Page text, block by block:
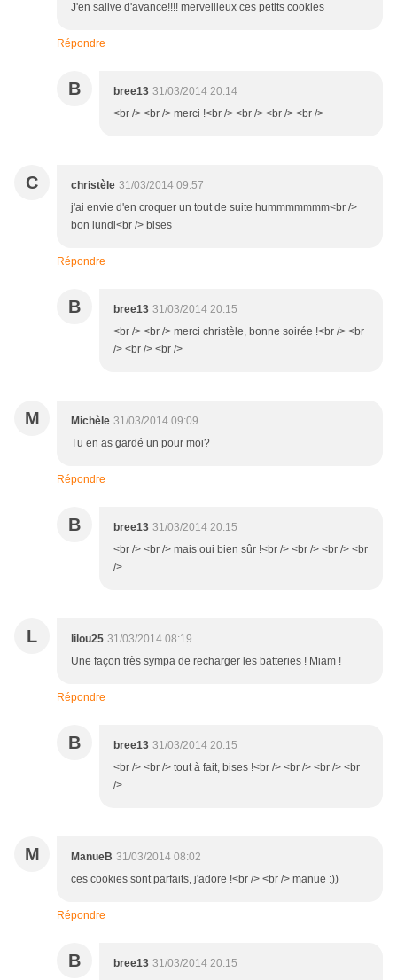
J'en salive d'avance!!!! merveilleux ces petits cookies
Répondre
B bree13 31/03/2014 20:14
<br /> <br /> merci !<br /> <br /> <br /> <br />
C christèle 31/03/2014 09:57
j'ai envie d'en croquer un tout de suite hummmmmmm<br />
bon lundi<br /> bises
Répondre
B bree13 31/03/2014 20:15
<br /> <br /> merci christèle, bonne soirée !<br /> <br
/> <br /> <br />
M Michèle 31/03/2014 09:09
Tu en as gardé un pour moi?
Répondre
B bree13 31/03/2014 20:15
<br /> <br /> mais oui bien sûr !<br /> <br /> <br /> <br
/>
L lilou25 31/03/2014 08:19
Une façon très sympa de recharger les batteries ! Miam !
Répondre
B bree13 31/03/2014 20:15
<br /> <br /> tout à fait, bises !<br /> <br /> <br /> <br
/>
M ManueB 31/03/2014 08:02
ces cookies sont parfaits, j'adore !<br /> <br /> manue :))
Répondre
B bree13 31/03/2014 20:15